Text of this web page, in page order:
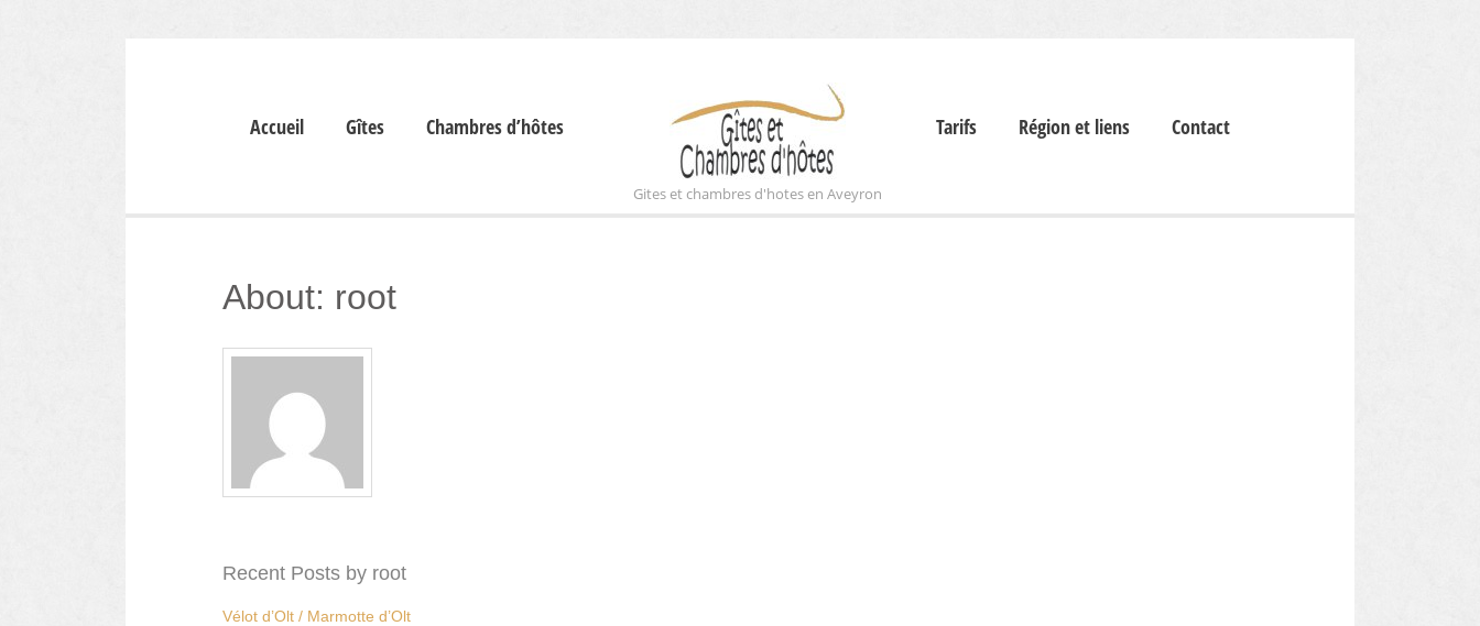
Gites et chambres d'hotes en Aveyron
Accueil Gîtes Chambres d’hôtes Tarifs Région et liens Contact
About: root
Recent Posts by root
Vélot d’Olt / Marmotte d’Olt